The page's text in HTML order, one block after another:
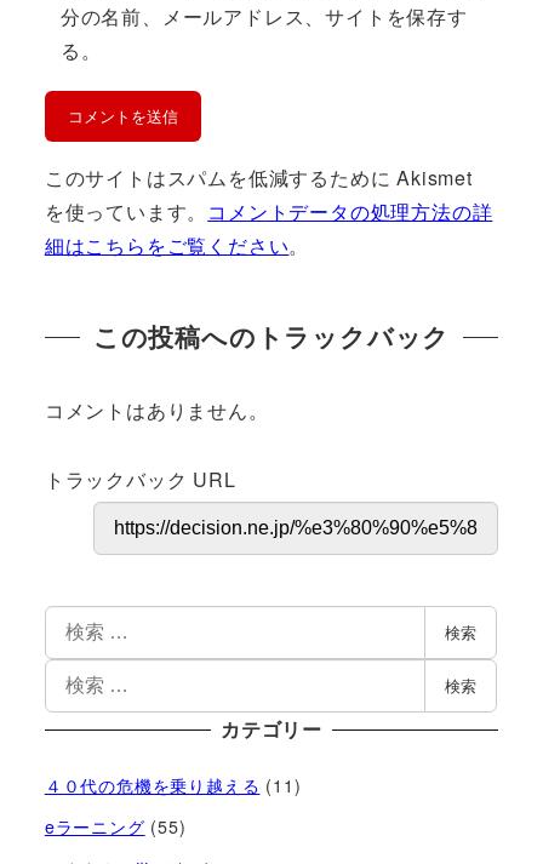
分の名前、メールアドレス、サイトを保存す
る。
このサイトはスパムを低減するために Akismet
を使っています。 コメントデータの処理方法の詳
細はこちらをご覧ください。
この投稿へのトラックバック
コメントはありません。
トラックバック URL
検索
検索
カテゴリー
４０代の危機を乗り越える (11)
eラーニング (55)